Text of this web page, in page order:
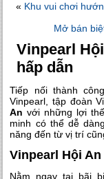
« Khu vui chơi
Mở bán
Vinpearl
hấp dẫn
Tiếp nối thành
Vinpearl, tập đoàn
An với những lợi
minh có thể dễ
năng đến từ vị trí
Vinpearl Hội
Nằm ngay tại bãi